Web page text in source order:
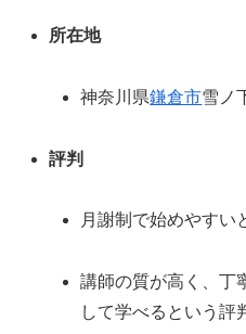
所在地
神奈川県鎌倉市雪ノ
評判
月謝制で始めやすい
講師の質が高く、丁
して学べるという評